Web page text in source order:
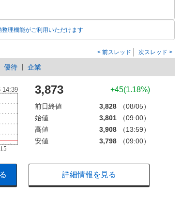
理機能がご利用いただけます
前スレッド 次スレッド
優待 企業
3,873 +45(1.18%)
前日終値 3,828
（08/05）
始値
3,801
（09:00）
高値
3,908
（13:59）
安値
3,798 （09:00）
詳細情報を見る